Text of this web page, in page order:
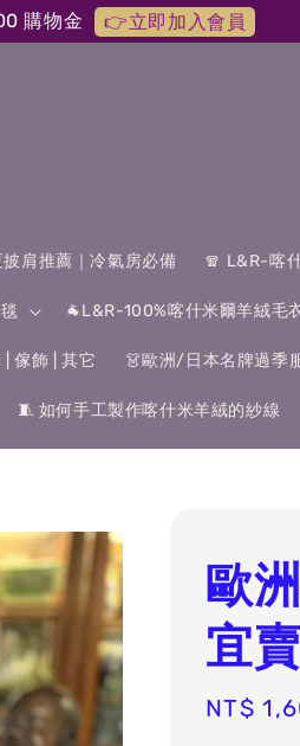
購物金 👉立即加入會員
披肩推薦｜冷氣房必備 🧣 L&R-喀
🐐L&R-100%喀什米爾羊絨毛
傢飾 | 其它 👗歐洲/日本名牌過季
🧵 如何手工製作喀什米羊絨的紗線
歐
宜
Sale
NT$